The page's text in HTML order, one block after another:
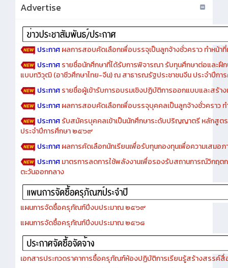
Advertise
ประกาศผลการสอบคัดเลือกเพื่อบรรจุเป็นลูกจ้างชั่วคราว ทำหน้าที่
ประกาศรายชื่อนักศึกษาที่ได้รับการพิจารณา รับทุนศึกษาต่อและฝึ
แบบทวิวุฒิ (อาชีวศึกษาไทย-จีน) ณ สาธารณรัฐประชาชนจีน ประจำปีก
ประกาศรายชื่อผู้เข้ารับการอบรมเชิงปฏิบัติการออกแบบและสร้า
ประกาศผลการสอบคัดเลือกเพื่อบรรจุบุคคลเป็นลูกจ้างชั่วคราว ท
ประกาศรับสมัครบุคคลเข้าเป็นนักศึกษาระดับปริญญาตรี หลักสูต
ประจำปีการศึกษา ๒๕๖๙
ประกาศผลการคัดเลือกนักเรียนเพื่อรับทุนกองทุนเพื่อความเสมอ
ประกาศมาตรการลดการใช้พลังงานเพื่อรองรับสถานการณ์วิกฤ
ตะวันออกกลาง
แผนการจัดซื้อครุภัณฑ์ปีงบประมาณ ๒๕๖๙
แผนการจัดซื้อครุภัณฑ์ปีงบประมาณ ๒๕๖๘
เอกสารประกวดราคาการซื้อครุภัณฑ์ห้องปฏิบัติการเรียนรู้สร้างสรรค์